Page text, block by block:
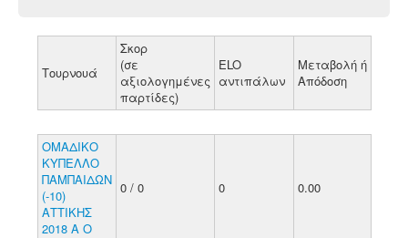
Τουρνουά
Σκορ
(σε
αξιολογημένες
παρτίδες)
ELO
αντιπάλων
Μεταβολή ή
Απόδοση
ΟΜΑΔΙΚΟ
ΚΥΠΕΛΛΟ
ΠΑΜΠΑΙΔΩΝ
(-10)
ΑΤΤΙΚΗΣ
2018 Α Ο
0 / 0 0 0.00